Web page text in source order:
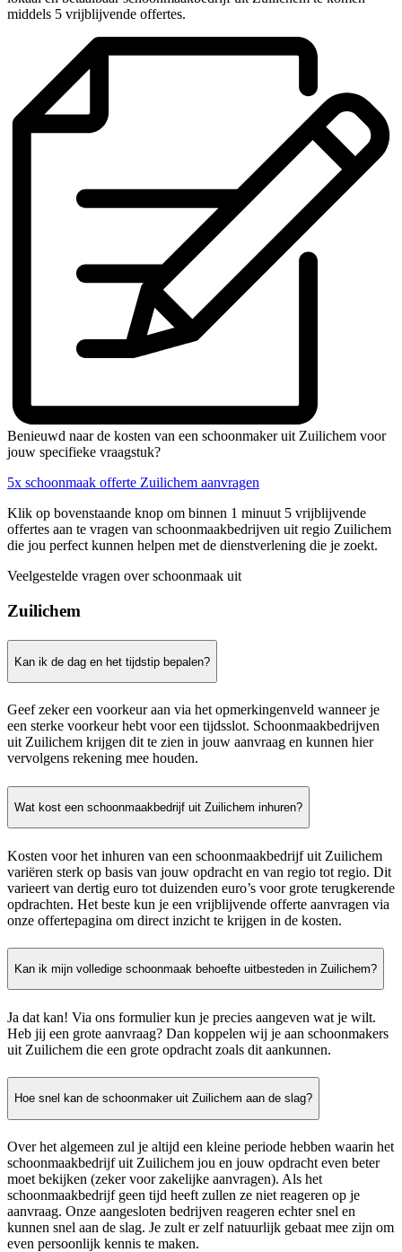
middels 5 vrijblijvende offertes.
Benieuwd naar de kosten van een schoonmaker uit Zuilichem voor
jouw specifieke vraagstuk?
5x schoonmaak offerte Zuilichem aanvragen
Klik op bovenstaande knop om binnen 1 minuut 5 vrijblijvende
offertes aan te vragen van schoonmaakbedrijven uit regio Zuilichem
die jou perfect kunnen helpen met de dienstverlening die je zoekt.
Veelgestelde vragen over schoonmaak uit
Zuilichem
Kan ik de dag en het tijdstip bepalen?
Geef zeker een voorkeur aan via het opmerkingenveld wanneer je
een sterke voorkeur hebt voor een tijdsslot. Schoonmaakbedrijven
uit Zuilichem krijgen dit te zien in jouw aanvraag en kunnen hier
vervolgens rekening mee houden.
Wat kost een schoonmaakbedrijf uit Zuilichem inhuren?
Kosten voor het inhuren van een schoonmaakbedrijf uit Zuilichem
variëren sterk op basis van jouw opdracht en van regio tot regio. Dit
varieert van dertig euro tot duizenden euro’s voor grote terugkerende
opdrachten. Het beste kun je een vrijblijvende offerte aanvragen via
onze offertepagina om direct inzicht te krijgen in de kosten.
Kan ik mijn volledige schoonmaak behoefte uitbesteden in Zuilichem?
Ja dat kan! Via ons formulier kun je precies aangeven wat je wilt.
Heb jij een grote aanvraag? Dan koppelen wij je aan schoonmakers
uit Zuilichem die een grote opdracht zoals dit aankunnen.
Hoe snel kan de schoonmaker uit Zuilichem aan de slag?
Over het algemeen zul je altijd een kleine periode hebben waarin het
schoonmaakbedrijf uit Zuilichem jou en jouw opdracht even beter
moet bekijken (zeker voor zakelijke aanvragen). Als het
schoonmaakbedrijf geen tijd heeft zullen ze niet reageren op je
aanvraag. Onze aangesloten bedrijven reageren echter snel en
kunnen snel aan de slag. Je zult er zelf natuurlijk gebaat mee zijn om
even persoonlijk kennis te maken.